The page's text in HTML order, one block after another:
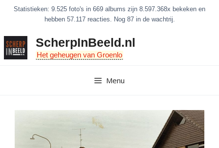
inhoud
Statistieken: 9.525 foto's in 669 albums zijn 8.597.368x bekeken en
hebben 57.117 reacties. Nog 87 in de wachtrij.
ScherpInBeeld.nl
Het geheugen van Groenlo
Menu